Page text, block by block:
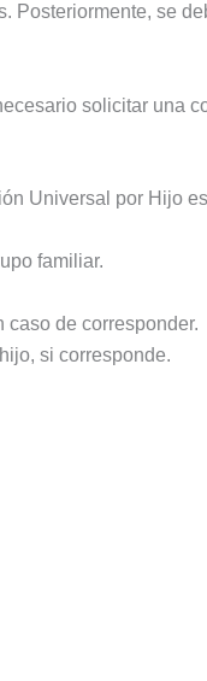
Posteriormente, se
solicitar una
Universal por Hijo
familiar.
de corresponder.
si corresponde.